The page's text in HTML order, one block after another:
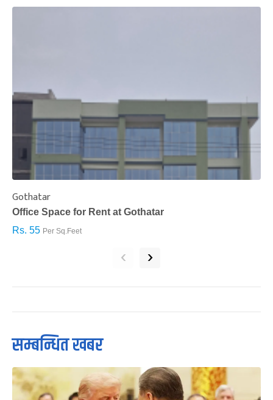
Gothatar
Office Space for Rent at Gothatar
Rs. 55 Per Sq.Feet
‹ ›
सम्बन्धित खबर